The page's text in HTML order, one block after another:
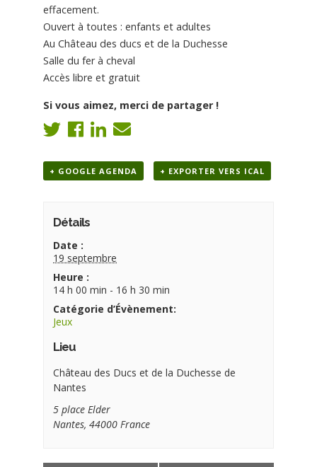
effacement.
Ouvert à toutes : enfants et adultes
Au Château des ducs et de la Duchesse
Salle du fer à cheval
Accès libre et gratuit
Si vous aimez, merci de partager !
+ GOOGLE AGENDA + EXPORTER VERS ICAL
Détails
Date :
19 septembre
Heure :
14 h 00 min - 16 h 30 min
Catégorie d’Évènement:
Jeux
Lieu
Château des Ducs et de la Duchesse de
Nantes
5 place Elder
Nantes, 44000 France